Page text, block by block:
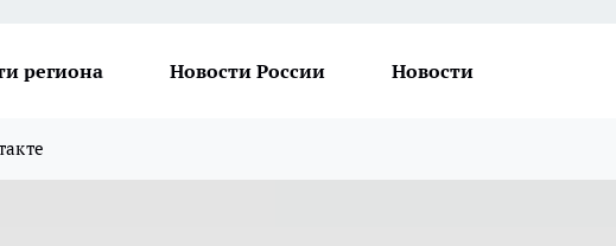
региона Новости России Новости